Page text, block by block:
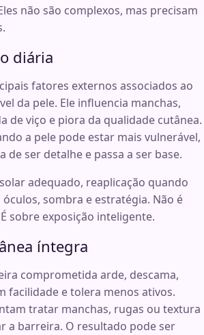
não são complexos, mas precisam
diária
fatores externos associados ao
da pele. Ele influencia manchas,
de viço e piora da qualidade cutânea.
a pele pode estar mais vulnerável,
de ser detalhe e passa a ser base.
adequado, reaplicação quando
sombra e estratégia. Não é
sobre exposição inteligente.
íntegra
comprometida arde, descama,
facilidade e tolera menos ativos.
tratar manchas, rugas ou textura
a barreira. O resultado pode ser